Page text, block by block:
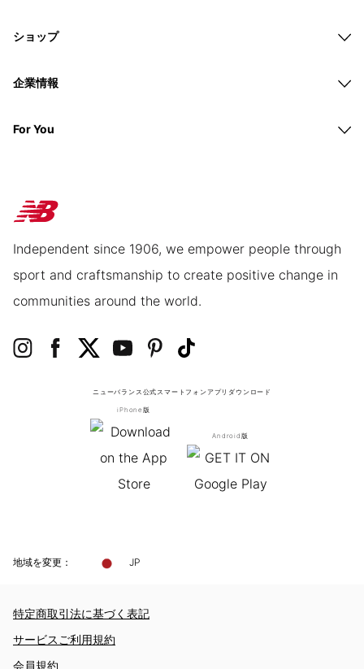
ショップ
企業情報
For You
Independent since 1906, we empower people through
sport and craftsmanship to create positive change in
communities around the world.
ニューバランス公式スマートフォンアプリ ダウンロード
iPhone版
Android版
地域を変更： JP
特定商取引法に基づく表記
サービスご利用規約
会員規約